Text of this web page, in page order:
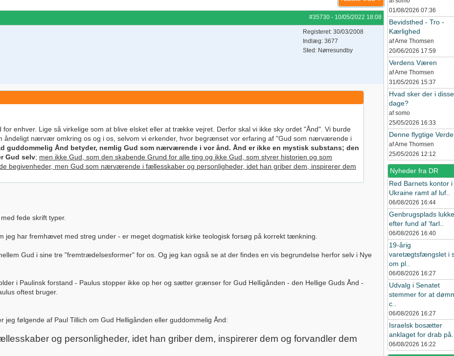
#35730 - 10/05/2022 18:08
Registeret: 30/03/2008
Indlæg: 3677
Sted: Nørresundby
for enhver. Lige så virkelige som at blive elsket eller at trække vejret. Derfor skal vi ikke sky ordet "Ånd". Vi burde
åndeligt nærvær omkring os og i os, selvom vi erkender, hvor begrænset vor erfaring af "Gud som nærværende i
guddommelig Ånd betyder, nemlig Gud som nærværende i vor ånd. Ånd er ikke en mystisk substans; den
Gud selv; men ikke Gud, som den skabende Grund for alle ting og ikke Gud, som styrer historien og som
begivenheder, men Gud som nærværende i fællesskaber og personligheder, idet han griber dem, inspirerer dem
fede skrift typer.
jeg har fremhævet med streg under - er meget dogmatisk kirke teologisk forsøg på korrekt tænkning.
Gud i sine tre "fremtrædelsesformer" for os. Og jeg kan også se at der findes en vis begrundelse herfor selv i Nye
i Paulinsk forstand - Paulus stopper ikke op her og sætter grænser for Gud Helligånden - den Hellige Guds Ånd -
oftest bruger.
jeg følgende af Paul Tillich om Gud Helligånden eller guddommelig Ånd:
og personligheder, idet han griber dem, inspirerer dem og forvandler dem
01/08/2026 07:36
Bevidsthed - Tro -
Kærlighed
af Arne Thomsen
20/06/2026 17:59
Verdens Væren
af Arne Thomsen
31/05/2026 15:37
Hvad sker der i disse
dage?
af somo
25/05/2026 16:33
Denne flygtige
af Arne Thomsen
25/05/2026 12:12
Nyheder fra DR
Red Barnets kontor i
Ukraine ramt af luf..
06/08/2026 16:44
Genbrugsplads
efter fund af 'farl..
06/08/2026 16:40
19-årig
varetægtsfængslet i
om pl..
06/08/2026 16:27
Udvalg i Senatet
stemmer for at
c..
06/08/2026 16:27
Israelsk bosætter
anklaget for drab
06/08/2026 16:22